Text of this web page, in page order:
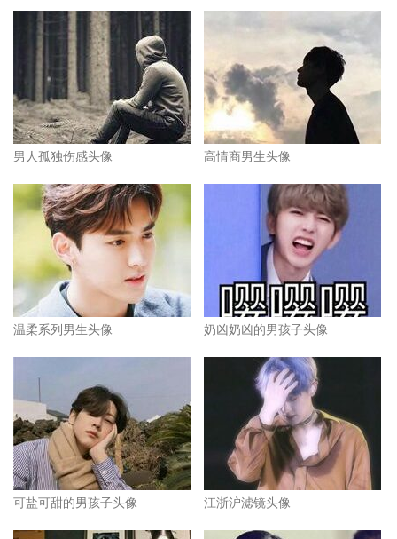
男人孤独伤感头像 高情商男生头像
温柔系列男生头像 奶凶奶凶的男孩子头像
可盐可甜的男孩子头像 江浙沪滤镜头像